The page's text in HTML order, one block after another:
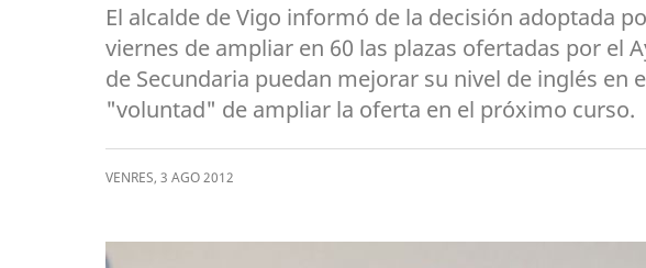
El alcalde de Vigo informó de la decisión adoptada
viernes de ampliar en 60 las plazas ofertadas por el
de Secundaria puedan mejorar su nivel de inglés en
"voluntad" de ampliar la oferta en el próximo curso.
VENRES, 3 AGO2012